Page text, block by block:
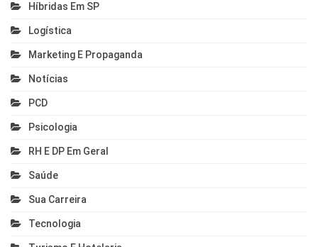
Híbridas Em SP
Logística
Marketing E Propaganda
Notícias
PCD
Psicologia
RH E DP Em Geral
Saúde
Sua Carreira
Tecnologia